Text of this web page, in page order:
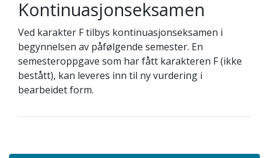
Kontinuasjonseksamen
Ved karakter F tilbys kontinuasjonseksamen i
begynnelsen av påfølgende semester. En
semesteroppgave som har fått karakteren F (ikke
bestått), kan leveres inn til ny vurdering i
bearbeidet form.